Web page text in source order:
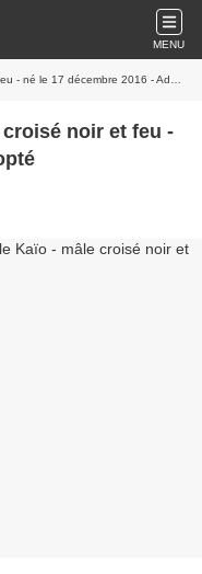
MENU
né le 17 décembre 2016 - Adopté
croisé noir et feu -